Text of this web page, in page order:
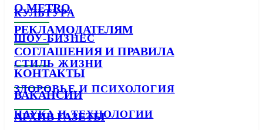
КУЛЬТУРА
ШОУ-БИЗНЕС
СТИЛЬ ЖИЗНИ
ЗДОРОВЬЕ И ПСИХОЛОГИЯ
НАУКА И ТЕХНОЛОГИИ
О METRO
РЕКЛАМОДАТЕЛЯМ
СОГЛАШЕНИЯ И ПРАВИЛА
КОНТАКТЫ
ВАКАНСИИ
АРХИВ ГАЗЕТЫ